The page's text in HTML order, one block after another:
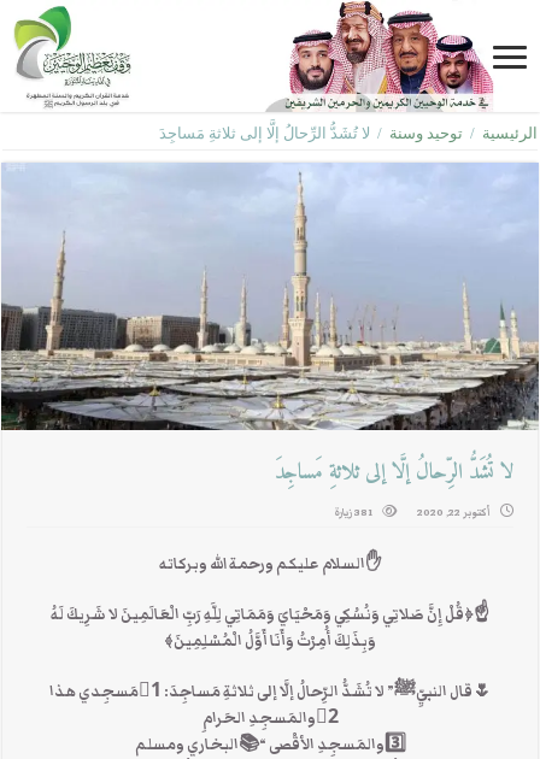
الرئيسية / توحيد وسنة / لا تُشَدُّ الرِّحالُ إلَّا إلى ثلاثةِ مَساجِدَ
لا تُشَدُّ الرِّحالُ إلَّا إلى ثلاثةِ مَساجِدَ
أكتوبر 22, 2020 381 زيارة
✋السلام عليكم ورحمة الله وبركاته
☝﴿قُلْ إِنَّ صَلاتِي وَنُسُكِي وَمَحْيَايَ وَمَمَاتِي لِلَّهِ رَبِّ الْعَالَمِينَ لا شَرِيكَ لَهُ
وَبِذَلِكَ أُمِرْتُ وَأَنَا أَوَّلُ الْمُسْلِمِينَ﴾
🌷قال النبيِّﷺ” لا تُشَدُّ الرِّحالُ إلَّا إلى ثلاثةِ مَساجِدَ: 1⃣مَسجِدي هذا
2⃣والمَسجِدِ الحَرامِ
3️⃣والمَسجِدِ الأقْصى “📚البخاري ومسلم